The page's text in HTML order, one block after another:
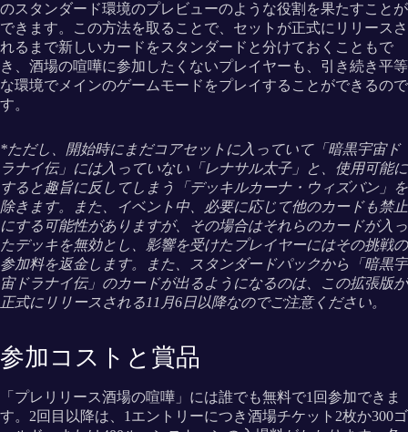
のスタンダード環境のプレビューのような役割を果たすことが
できます。この方法を取ることで、セットが正式にリリースさ
れるまで新しいカードをスタンダードと分けておくこともで
き、酒場の喧嘩に参加したくないプレイヤーも、引き続き平等
な環境でメインのゲームモードをプレイすることができるので
す。
*ただし、開始時にまだコアセットに入っていて「暗黒宇宙ド
ラナイ伝」には入っていない「レナサル太子」と、使用可能に
すると趣旨に反してしまう「デッキルカーナ・ウィズバン」を
除きます。また、イベント中、必要に応じて他のカードも禁止
にする可能性がありますが、その場合はそれらのカードが入っ
たデッキを無効とし、影響を受けたプレイヤーにはその挑戦の
参加料を返金します。また、スタンダードパックから「暗黒宇
宙ドラナイ伝」のカードが出るようになるのは、この拡張版が
正式にリリースされる11月6日以降なのでご注意ください。
参加コストと賞品
「プレリリース酒場の喧嘩」には誰でも無料で1回参加できま
す。2回目以降は、1エントリーにつき酒場チケット2枚か300ゴ